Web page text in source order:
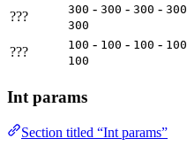
??? 300 - 300 - 300 - 300
300
??? 100 - 100 - 100 - 100
100
Int params
Section titled “Int params”